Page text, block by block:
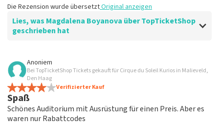
Die Rezension wurde übersetztOriginal anzeigen
Lies, was Magdalena Boyanova über TopTicketShop
geschrieben hat
Bewertung von Magdalena Boyanova über
Super
Die Rezension wurde übersetzt
Anoniem
Bei TopTicketShop Tickets gekauft für Cirque du Soleil Kurios in Malieveld,
Den Haag
Verifizierter Kauf
Spaß
Schönes Auditorium mit Ausrüstung für einen Preis. Aber es
waren nur Rabattcodes